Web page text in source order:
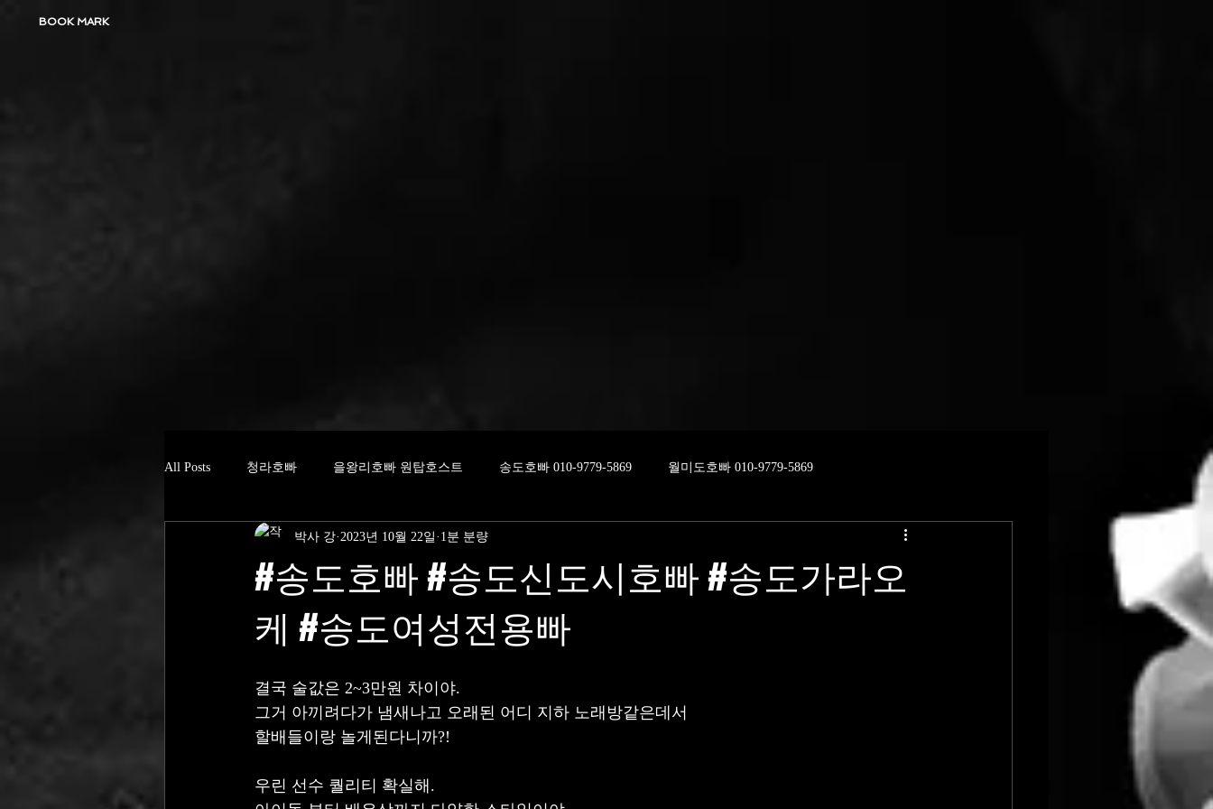
BOOK MARK
All Posts 청라호빠 을왕리호빠 원탑호스트 송도호빠 010-9779-5869 월미도호빠 010-9779-5869
#송도호빠 #송도신도시호빠 #송도가라오
케 #송도여성전용빠
박사 강 2023년 10월 22일 1분 분량
결국 술값은 2~3만원 차이야.
그거 아끼려다가 냄새나고 오래된 어디 지하 노래방같은데서
할배들이랑 놀게된다니까?!
우린 선수 퀄리티 확실해.